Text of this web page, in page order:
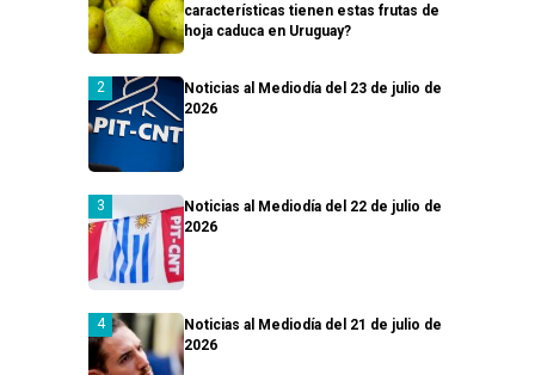
características tienen estas frutas de
hoja caduca en Uruguay?
Noticias al Mediodía del 23 de julio de
2026
Noticias al Mediodía del 22 de julio de
2026
Noticias al Mediodía del 21 de julio de
2026